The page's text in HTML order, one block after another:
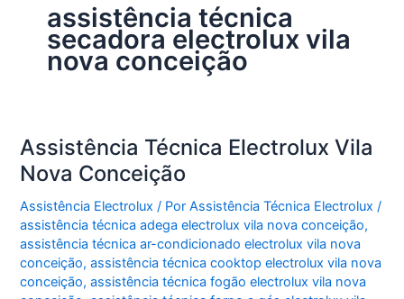
assistência técnica
secadora electrolux vila
nova conceição
Assistência Técnica Electrolux Vila
Nova Conceição
Assistência Electrolux / PorAssistência Técnica Electrolux/
assistência técnica adega electrolux vila nova conceição,
assistência técnica ar-condicionado electrolux vila nova
conceição,assistência técnica cooktop electrolux vila nova
conceição,assistência técnica fogão electrolux vila nova